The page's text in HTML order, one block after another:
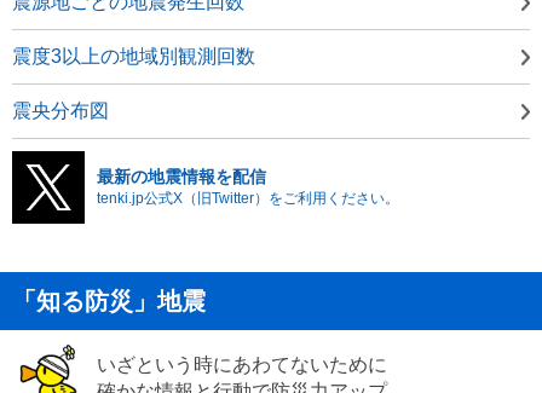
震度3以上の地域別観測回数
震央分布図
最新の地震情報を配信
tenki.jp公式X（旧Twitter）をご利用ください。
「知る防災」地震
いざという時にあわてないために